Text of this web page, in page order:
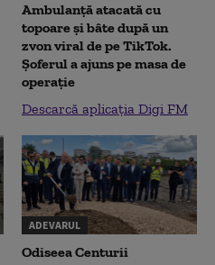
Ambulanță atacată cu
topoare și bâte după un
zvon viral de pe TikTok.
Șoferul a ajuns pe masa de
operație
Descarcă aplicația Digi FM
ADEVARUL
Odiseea Centurii